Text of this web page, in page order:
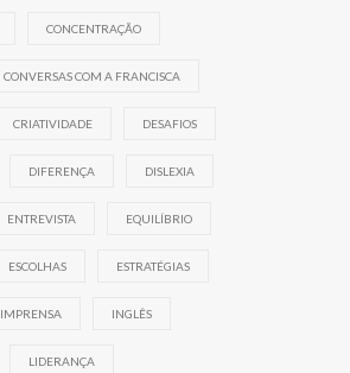
CONCENTRAÇÃO
CONVERSAS COM A FRANCISCA
CRIATIVIDADE DESAFIOS
DIFERENÇA DISLEXIA
ENTREVISTA EQUILÍBRIO
ESCOLHAS ESTRATÉGIAS
IMPRENSA INGLÊS
LIDERANÇA